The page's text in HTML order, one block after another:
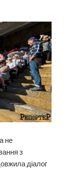
не
з
діалог